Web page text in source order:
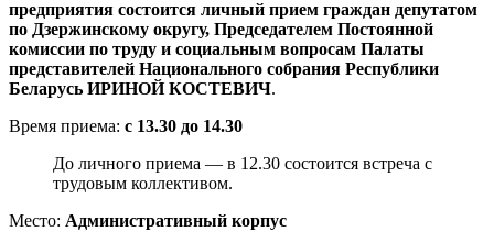
предприятия состоится личный прием граждан депутатом
по Дзержинскому округу, Председателем Постоянной
комиссии по труду и социальным вопросам Палаты
представителей Национального собрания Республики
Беларусь ИРИНОЙ КОСТЕВИЧ.
Время приема: с 13.30 до 14.30
До личного приема — в 12.30 состоится встреча с
трудовым коллективом.
Место: Административный корпус